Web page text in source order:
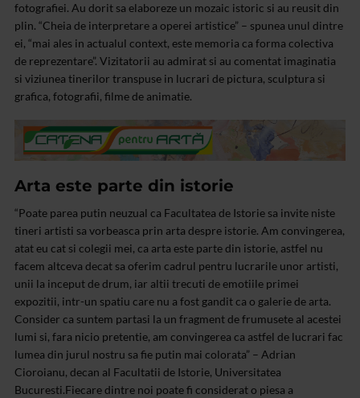
fotografiei. Au dorit sa elaboreze un mozaic istoric si au reusit din
plin. “Cheia de interpretare a operei artistice” – spunea unul dintre
ei, “mai ales in actualul context, este memoria ca forma colectiva
de reprezentare”. Vizitatorii au admirat si au comentat imaginatia
si viziunea tinerilor transpuse in lucrari de pictura, sculptura si
grafica, fotografii, filme de animatie.
Arta este parte din istorie
“Poate parea putin neuzual ca Facultatea de Istorie sa invite niste
tineri artisti sa vorbeasca prin arta despre istorie. Am convingerea,
atat eu cat si colegii mei, ca arta este parte din istorie, astfel nu
facem altceva decat sa oferim cadrul pentru lucrarile unor artisti,
unii la inceput de drum, iar altii trecuti de emotiile primei
expozitii, intr-un spatiu care nu a fost gandit ca o galerie de arta.
Consider ca suntem partasi la un fragment de frumusete al acestei
lumi si, fara nicio pretentie, am convingerea ca astfel de lucrari fac
lumea din jurul nostru sa fie putin mai colorata” – Adrian
Cioroianu, decan al Facultatii de Istorie, Universitatea
Bucuresti.Fiecare dintre noi poate fi considerat o piesa a